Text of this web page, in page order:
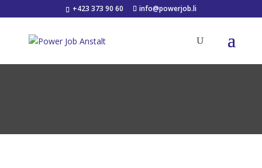
+423 373 90 60 info@powerjob.li